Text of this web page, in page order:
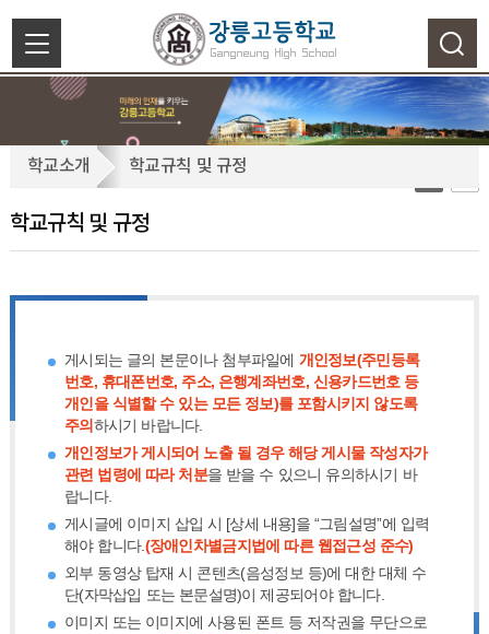
닫
기
규
칙
학교소개 학교규칙 및 규정
학교규칙 및 규정
게시되는 글의 본문이나 첨부파일에 개인정보(주민등록
번호, 휴대폰번호, 주소, 은행계좌번호, 신용카드번호 등
개인을 식별할 수 있는 모든 정보)를 포함시키지 않도록
주의하시기 바랍니다.
개인정보가 게시되어 노출 될 경우 해당 게시물 작성자가
관련 법령에 따라 처분을 받을 수 있으니 유의하시기 바
랍니다.
게시글에 이미지 삽입 시 [상세 내용]을 “그림설명”에 입력
해야 합니다.(장애인차별금지법에 따른 웹접근성 준수)
외부 동영상 탑재 시 콘텐츠(음성정보 등)에 대한 대체 수
단(자막삽입 또는 본문설명)이 제공되어야 합니다.
이미지 또는 이미지에 사용된 폰트 등 저작권을 무단으로